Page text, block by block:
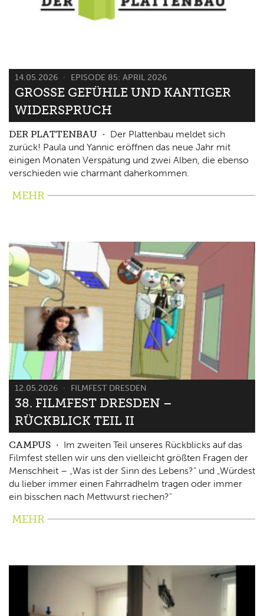
14.05.2026 EPISODE 85: APRIL 2026
GROSSE GEFÜHLE UND KANTIGER W
IDERSPRUCH
DER PLATTENBAU
Der Plattenbau meldet sich
zurück! Paula und Yannic eröffnen das neue Jahr mit
einigen Monaten Verspätung und zwei Alben, die ebenso
verschieden wie charmant daherkommen.
MEHR
12.05.2026 FILMFEST DRESDEN
38. FILMFEST DRESDEN –
RÜCKBLICK TEIL II
CAMPUS
Im zweiten Teil unseres Rückblicks auf das
Filmfest stellen wir uns den vielleicht größten Fragen der
Menschheit – „Was ist der Sinn des Lebens?“ und „Würdest
du lieber immer einen Fahrradhelm tragen oder immer
ein bisschen nach Mettwurst riechen?"
MEHR